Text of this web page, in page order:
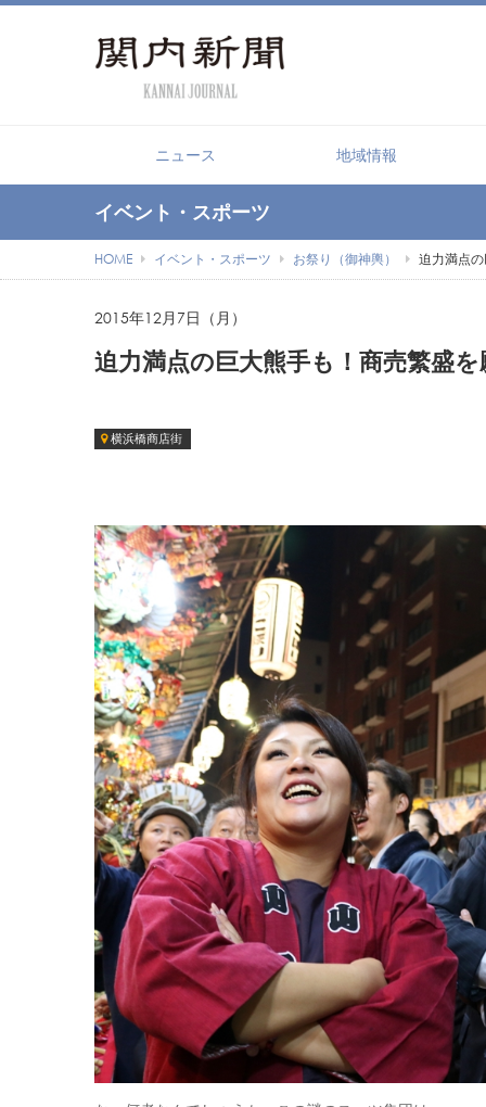
ニュース 地域情報
イベント・スポーツ
HOME イベント・スポーツ お祭り（御神輿） 迫力満点
2015年12月7日（月）
迫力満点の巨大熊手も！商売繁盛
横浜橋商店街